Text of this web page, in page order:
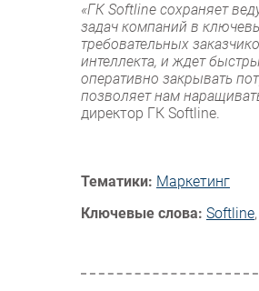
«ГК Softline сохраняет
задач компаний в
требовательных
интеллекта, и ждет
оперативно закрывать
позволяет нам
директор ГК Softline.
Тематики: Маркетинг
Ключевые слова: Softline,